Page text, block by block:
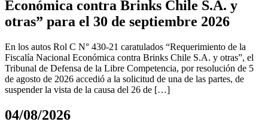
Económica contra Brinks Chile S.A. y
otras” para el 30 de septiembre 2026
En los autos Rol C N° 430-21 caratulados “Requerimiento de la
Fiscalía Nacional Económica contra Brinks Chile S.A. y otras”, el
Tribunal de Defensa de la Libre Competencia, por resolución de 5
de agosto de 2026 accedió a la solicitud de una de las partes, de
suspender la vista de la causa del 26 de […]
04/08/2026